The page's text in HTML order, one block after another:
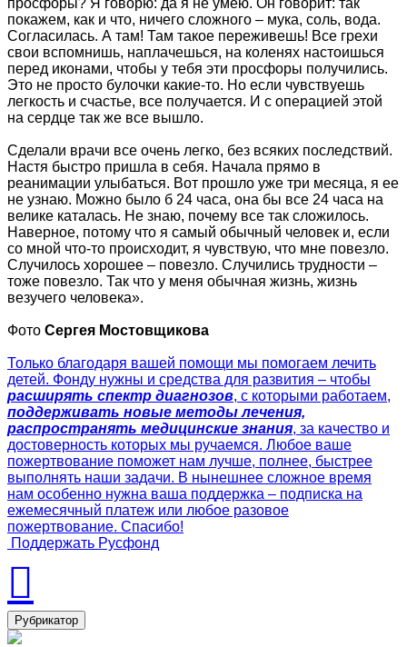
просфоры? Я говорю: да я не умею. Он говорит: так
покажем, как и что, ничего сложного – мука, соль, вода.
Согласилась. А там! Там такое переживешь! Все грехи
свои вспомнишь, наплачешься, на коленях настоишься
перед иконами, чтобы у тебя эти просфоры получились.
Это не просто булочки какие-то. Но если чувствуешь
легкость и счастье, все получается. И с операцией этой
на сердце так же все вышло.
Сделали врачи все очень легко, без всяких последствий.
Настя быстро пришла в себя. Начала прямо в
реанимации улыбаться. Вот прошло уже три месяца, я ее
не узнаю. Можно было б 24 часа, она бы все 24 часа на
велике каталась. Не знаю, почему все так сложилось.
Наверное, потому что я самый обычный человек и, если
со мной что-то происходит, я чувствую, что мне повезло.
Случилось хорошее – повезло. Случились трудности –
тоже повезло. Так что у меня обычная жизнь, жизнь
везучего человека».
Фото Сергея Мостовщикова
Только благодаря вашей помощи мы помогаем лечить
детей. Фонду нужны и средства для развития – чтобы
расширять спектр диагнозов, с которыми работаем,
поддерживать новые методы лечения,
распространять медицинские знания, за качество и
достоверность которых мы ручаемся. Любое ваше
пожертвование поможет нам лучше, полнее, быстрее
выполнять наши задачи. В нынешнее сложное время
нам особенно нужна ваша поддержка – подписка на
ежемесячный платеж или любое разовое
пожертвование. Спасибо!
Поддержать Русфонд
Рубрикатор